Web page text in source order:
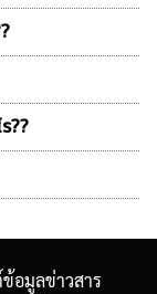
??
อมูลข่าวสาร